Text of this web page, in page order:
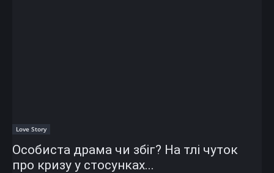
Love Story
Особиста драма чи збіг? На тлі чуток
про кризу у стосунках...